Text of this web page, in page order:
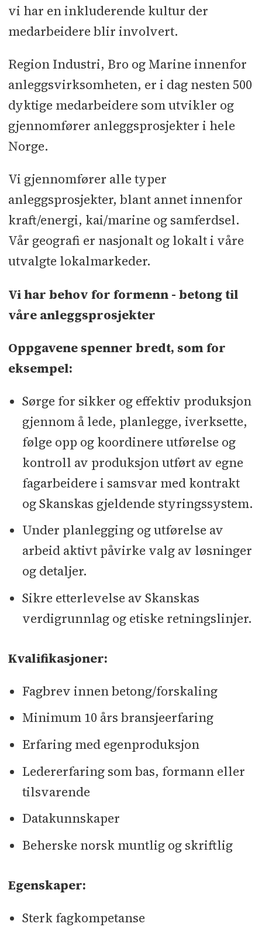
vi har en inkluderende kultur der
medarbeidere blir involvert.
Region Industri, Bro og Marine innenfor
anleggsvirksomheten, er i dag nesten 500
dyktige medarbeidere som utvikler og
gjennomfører anleggsprosjekter i hele
Norge.
Vi gjennomfører alle typer
anleggsprosjekter, blant annet innenfor
kraft/energi, kai/marine og samferdsel.
Vår geografi er nasjonalt og lokalt i våre
utvalgte lokalmarkeder.
Vi har behov for formenn - betong til
våre anleggsprosjekter
Oppgavene spenner bredt, som for
eksempel:
Sørge for sikker og effektiv produksjon
gjennom å lede, planlegge, iverksette,
følge opp og koordinere utførelse og
kontroll av produksjon utført av egne
fagarbeidere i samsvar med kontrakt
og Skanskas gjeldende styringssystem.
Under planlegging og utførelse av
arbeid aktivt påvirke valg av løsninger
og detaljer.
Sikre etterlevelse av Skanskas
verdigrunnlag og etiske retningslinjer.
Kvalifikasjoner:
Fagbrev innen betong/forskaling
Minimum 10 års bransjeerfaring
Erfaring med egenproduksjon
Ledererfaring som bas, formann eller
tilsvarende
Datakunnskaper
Beherske norsk muntlig og skriftlig
Egenskaper:
Sterk fagkompetanse